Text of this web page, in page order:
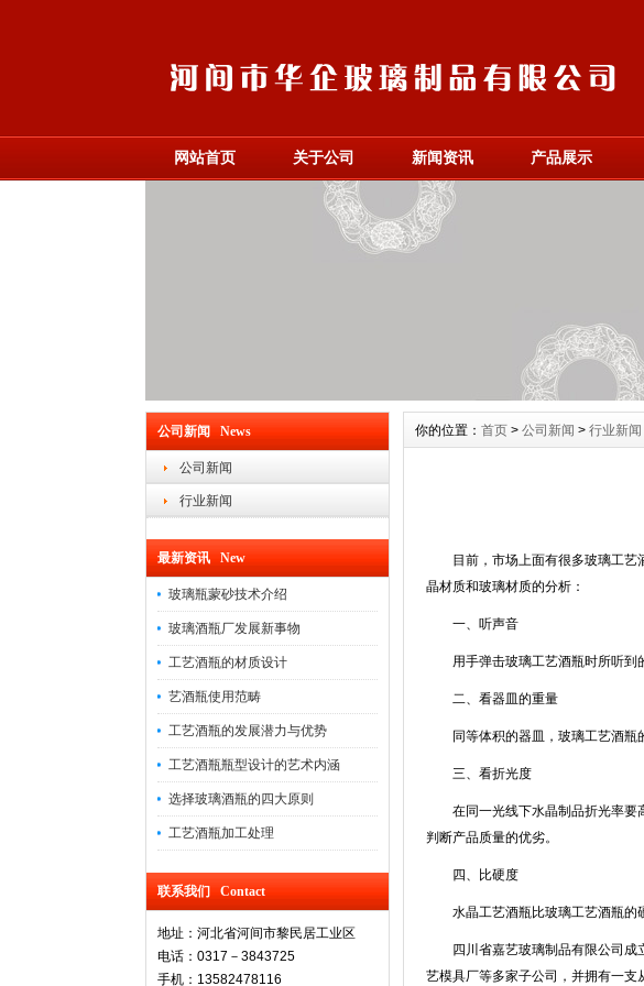
网站首页 关于公司 新闻资讯 产品展示
公司新闻 News
公司新闻
行业新闻
最新资讯 New
玻璃瓶蒙砂技术介绍
玻璃酒瓶厂发展新事物
工艺酒瓶的材质设计
艺酒瓶使用范畴
工艺酒瓶的发展潜力与优势
工艺酒瓶瓶型设计的艺术内涵
选择玻璃酒瓶的四大原则
工艺酒瓶加工处理
联系我们 Contact
地址：河北省河间市黎民居工业区
电话：0317－3843725
手机：13582478116
你的位置： 首页 > 公司新闻 > 行业新闻
目前，市场上面有很多玻璃工艺酒
晶材质和玻璃材质的分析：
一、听声音
用手弹击玻璃工艺酒瓶时所听到的
二、看器皿的重量
同等体积的器皿，玻璃工艺酒瓶
三、看折光度
在同一光线下水晶制品折光率要高
判断产品质量的优劣。
四、比硬度
水晶工艺酒瓶比玻璃工艺酒瓶的硬
四川省嘉艺玻璃制品有限公司成立
艺模具厂等多家子公司，并拥有一支